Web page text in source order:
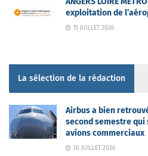
exploitation de
15 JUILLET 2026
La sélection de la rédaction
Airbus a bien
second semestre qui
avions commerciaux
30 JUILLET 2026